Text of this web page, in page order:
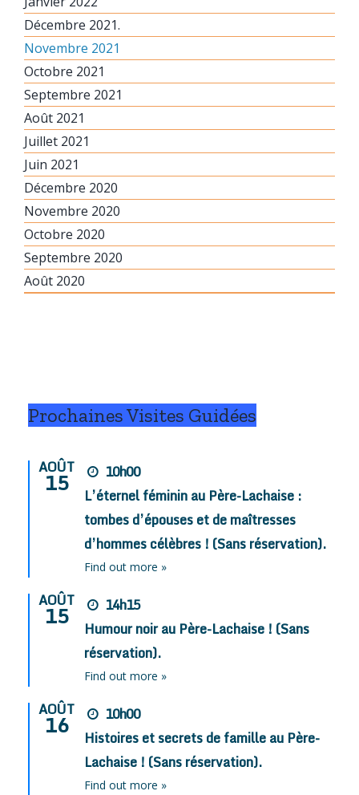
Décembre 2021.
Novembre 2021
Octobre 2021
Septembre 2021
Août 2021
Juillet 2021
Juin 2021
Décembre 2020
Novembre 2020
Octobre 2020
Septembre 2020
Août 2020
Prochaines Visites Guidées
AOÛT
15
10h00
L’éternel féminin au Père-Lachaise :
tombes d’épouses et de maîtresses
d’hommes célèbres ! (Sans réservation).
Find out more »
AOÛT
15
14h15
Humour noir au Père-Lachaise ! (Sans
réservation).
Find out more »
AOÛT
16
10h00
Histoires et secrets de famille au Père-
Lachaise ! (Sans réservation).
Find out more »